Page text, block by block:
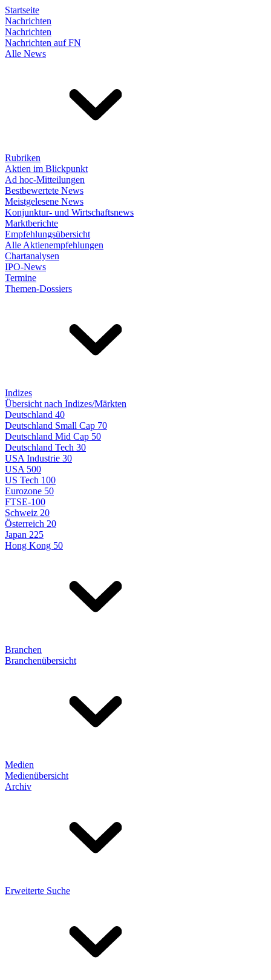
Startseite
Nachrichten
Nachrichten
Nachrichten auf FN
Alle News
Rubriken
Aktien im Blickpunkt
Ad hoc-Mitteilungen
Bestbewertete News
Meistgelesene News
Konjunktur- und Wirtschaftsnews
Marktberichte
Empfehlungsübersicht
Alle Aktienempfehlungen
Chartanalysen
IPO-News
Termine
Themen-Dossiers
Indizes
Übersicht nach Indizes/Märkten
Deutschland 40
Deutschland Small Cap 70
Deutschland Mid Cap 50
Deutschland Tech 30
USA Industrie 30
USA 500
US Tech 100
Eurozone 50
FTSE-100
Schweiz 20
Österreich 20
Japan 225
Hong Kong 50
Branchen
Branchenübersicht
Medien
Medienübersicht
Archiv
Erweiterte Suche